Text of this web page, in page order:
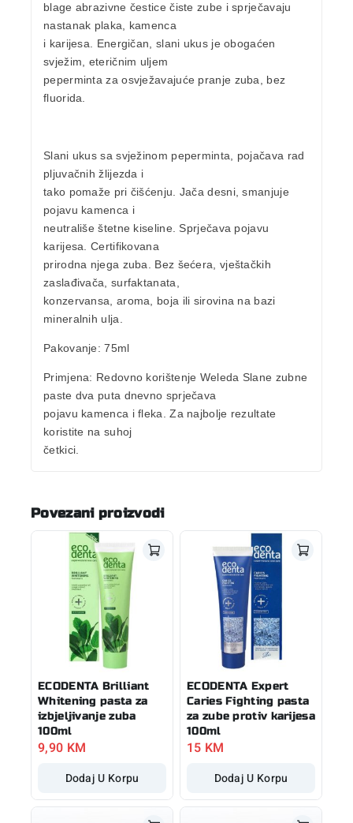
blage abrazivne čestice čiste zube i sprječavaju
nastanak plaka, kamenca
i karijesa. Energičan, slani ukus je obogaćen
svježim, eteričnim uljem
peperminta za osvježavajuće pranje zuba, bez
fluorida.
Slani ukus sa svježinom peperminta, pojačava rad
pljuvačnih žlijezda i
tako pomaže pri čišćenju. Jača desni, smanjuje
pojavu kamenca i
neutrališe štetne kiseline. Sprječava pojavu
karijesa. Certifikovana
prirodna njega zuba. Bez šećera, vještačkih
zaslađivača, surfaktanata,
konzervansa, aroma, boja ili sirovina na bazi
mineralnih ulja.
Pakovanje: 75ml
Primjena: Redovno korištenje Weleda Slane zubne
paste dva puta dnevno sprječava
pojavu kamenca i fleka. Za najbolje rezultate
koristite na suhoj
četkici.
Povezani proizvodi
ECODENTA Brilliant
Whitening pasta za
izbjeljivanje zuba
100ml
9,90 KM
Dodaj U Korpu
ECODENTA Expert
Caries Fighting pasta
za zube protiv karijesa
100ml
15 KM
Dodaj U Korpu